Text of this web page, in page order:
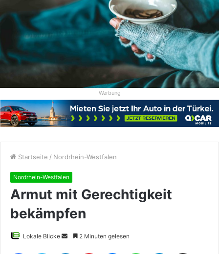
Werbung
Startseite / Nordrhein-Westfalen
Nordrhein-Westfalen
Armut mit Gerechtigkeit
bekämpfen
Lokale Blicke
Sende2 Minuten gelesen